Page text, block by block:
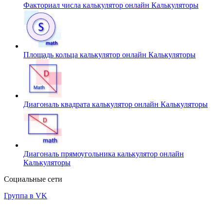
Факториал числа калькулятор онлайн Калькуляторы
Площадь кольца калькулятор онлайн Калькуляторы
Диагональ квадрата калькулятор онлайн Калькуляторы
Диагональ прямоугольника калькулятор онлайн
Калькуляторы
Социальные сети
Группа в VK